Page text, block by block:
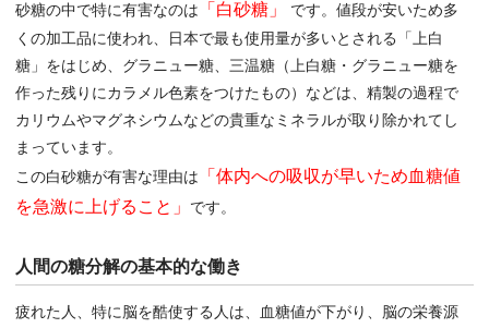
砂糖の中で特に有害なのは 「白砂糖」
です。値段が安いため多
くの加工品に使われ、日本で最も使用量が多いとされる「上白
糖」をはじめ、グラニュー糖、三温糖（上白糖・グラニュー糖を
作った残りにカラメル色素をつけたもの）などは、精製の過程で
カリウムやマグネシウムなどの貴重なミネラルが取り除かれてし
まっています。
この白砂糖が有害な理由は
「体内への吸収が早いため血糖値
を急激に上げること」 です。
人間の糖分解の基本的な働き
疲れた人、特に脳を酷使する人は、血糖値が下がり、脳の栄養源